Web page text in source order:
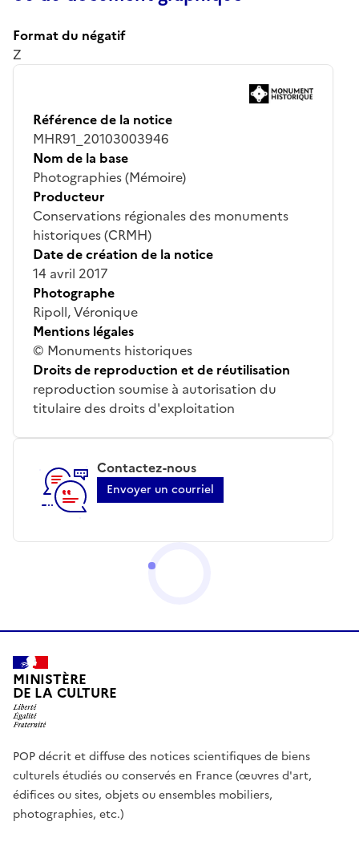
Format du négatif
Z
Référence de la notice
MHR91_20103003946
Nom de la base
Photographies (Mémoire)
Producteur
Conservations régionales des monuments
historiques (CRMH)
Date de création de la notice
14 avril 2017
Photographe
Ripoll, Véronique
Mentions légales
© Monuments historiques
Droits de reproduction et de réutilisation
reproduction soumise à autorisation du
titulaire des droits d'exploitation
Contactez-nous
Envoyer un courriel
MINISTÈRE
DE LA CULTURE
POP décrit et diffuse des notices scientifiques de biens
culturels étudiés ou conservés en France (œuvres d'art,
édifices ou sites, objets ou ensembles mobiliers,
photographies, etc.)